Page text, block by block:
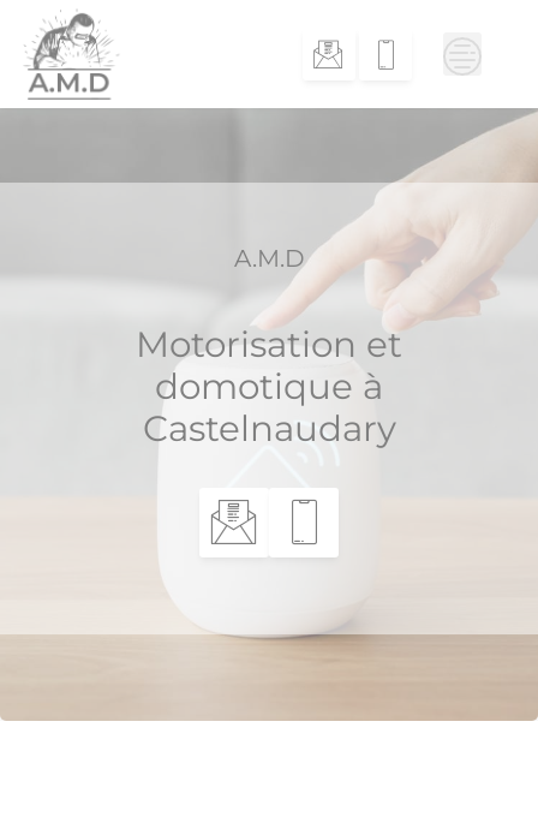
content
A.M.D
Motorisation et
domotique à
Castelnaudary